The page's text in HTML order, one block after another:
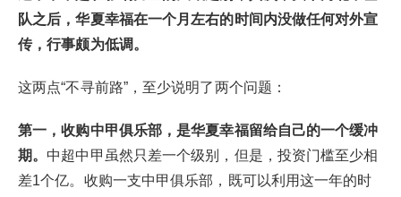
队之后，华夏幸福在一个月左右的时间内没做任何对外宣
传，行事颇为低调。
这两点“不寻前路”，至少说明了两个问题：
第一，收购中甲俱乐部，是华夏幸福留给自己的一个缓冲
期。 中超中甲虽然只差一个级别，但是，投资门槛至少相
差1个亿。收购一支中甲俱乐部，既可以利用这一年的时